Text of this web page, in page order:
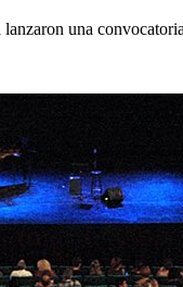
lanzaron una